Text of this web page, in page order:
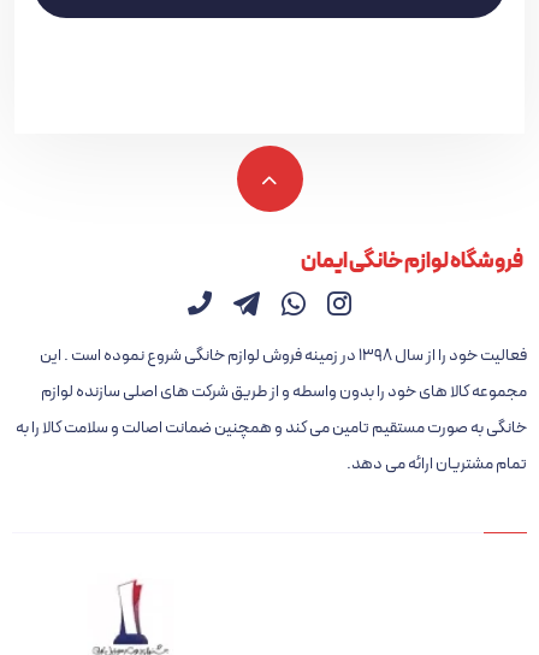
فروشگاه لوازم خانگی ایمان
فعالیت خود را از سال ۱۳۹۸ در زمینه فروش لوازم خانگی شروع نموده است . این
مجموعه کالا های خود را بدون واسطه و از طریق شرکت های اصلی سازنده لوازم
خانگی به صورت مستقیم تامین می کند و همچنین ضمانت اصالت و سلامت کالا را به
تمام مشتریان ارائه می دهد.